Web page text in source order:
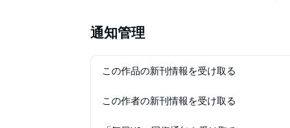
通知管理
この作品の新刊情報を受け取る
この作者の新刊情報を受け取る